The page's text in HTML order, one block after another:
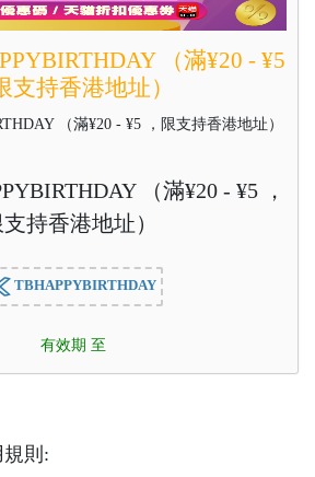
（滿¥20 - ¥5
支持香港地址）
（滿¥20 - ¥5 ，限支持香港地址）
（滿¥20 - ¥5 ，
支持香港地址）
TBHAPPYBIRTHDAY
有效期 至
則: